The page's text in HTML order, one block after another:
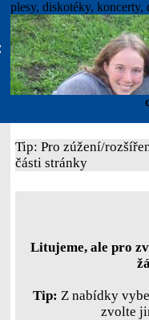
plesy, diskotéky,
Tip: Pro zúžení/
části stránky
Litujeme, ale pro
Tip: Z nabídky
zvolte